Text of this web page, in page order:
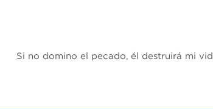
Si no domino el pecado, él destruirá mi